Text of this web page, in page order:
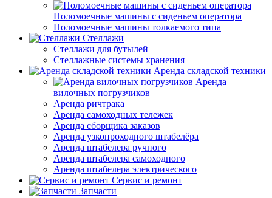
Поломоечные машины с сиденьем оператора
Поломоечные машины толкаемого типа
Стеллажи
Стеллажи для бутылей
Стеллажные системы хранения
Аренда складской техники
Аренда
вилочных погрузчиков
Аренда ричтрака
Аренда самоходных тележек
Аренда сборщика заказов
Аренда узкопроходного штабелёра
Аренда штабелера ручного
Аренда штабелера самоходного
Аренда штабелера электрического
Сервис и ремонт
Запчасти